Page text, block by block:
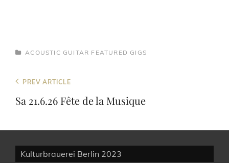
CATEGORIES
ACOUSTIC GUITAR FEATURED GIGS
Beitragsnavigation
Previous
Post
PREV ARTICLE
Sa 21.6.26 Fête de la Musique
Kulturbrauerei Berlin 2023